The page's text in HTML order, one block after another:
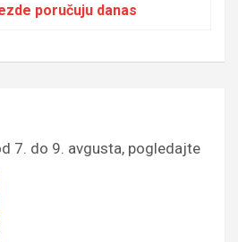
poručuju danas
7. do 9. avgusta, pogledajte